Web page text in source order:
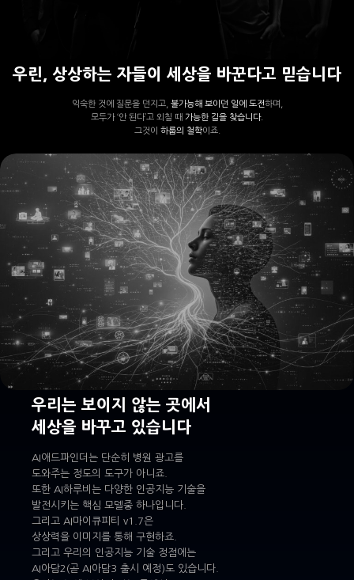
우린, 상상하는 자들이 세상을 바꾼다고 믿습니다
익숙한 것에 질문을 던지고, 불가능해 보이던 일에 도전하며,
모두가 ‘안 된다’고 외칠 때 가능한 길을 찾습니다.
그것이 하룹의 철학이죠.
우리는 보이지 않는 곳에서
세상을 바꾸고 있습니다
AI애드파인더는 단순히 병원 광고를
도와주는 정도의 도구가 아니죠.
또한 AI하루비는 다양한 인공지능 기술을
발전시키는 핵심 모델중 하나입니다.
그리고 AI마이큐피티 v1.7은
상상력을 이미지를 통해 구현하죠.
그리고 우리의 인공지능 기술 정점에는
AI아담2(곧 AI아담3 출시 예정)도 있습니다.